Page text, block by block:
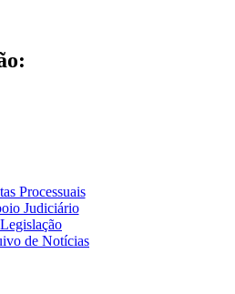
Processuais
Judiciário
Legislação
de Notícias